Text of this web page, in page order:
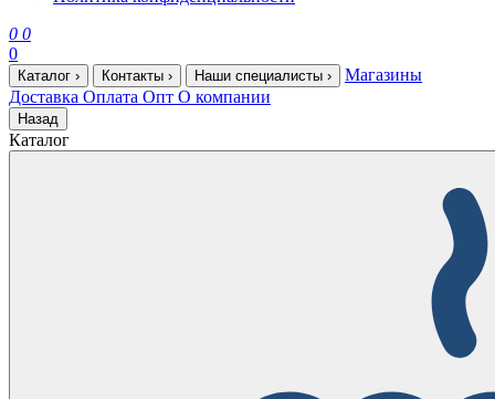
0 0
0
Каталог › Контакты › Наши специалисты ›
Магазины
Доставка Оплата Опт О компании
Назад
Каталог